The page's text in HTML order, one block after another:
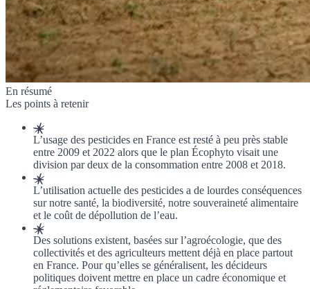
En résumé
Les points à retenir
L’usage des pesticides en France est resté à peu près stable
entre 2009 et 2022 alors que le plan Écophyto visait une
division par deux de la consommation entre 2008 et 2018.
L’utilisation actuelle des pesticides a de lourdes conséquences
sur notre santé, la biodiversité, notre souveraineté alimentaire
et le coût de dépollution de l’eau.
Des solutions existent, basées sur l’agroécologie, que des
collectivités et des agriculteurs mettent déjà en place partout
en France. Pour qu’elles se généralisent, les décideurs
politiques doivent mettre en place un cadre économique et